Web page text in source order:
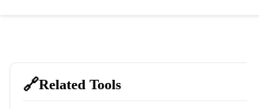
🔗Related Tools